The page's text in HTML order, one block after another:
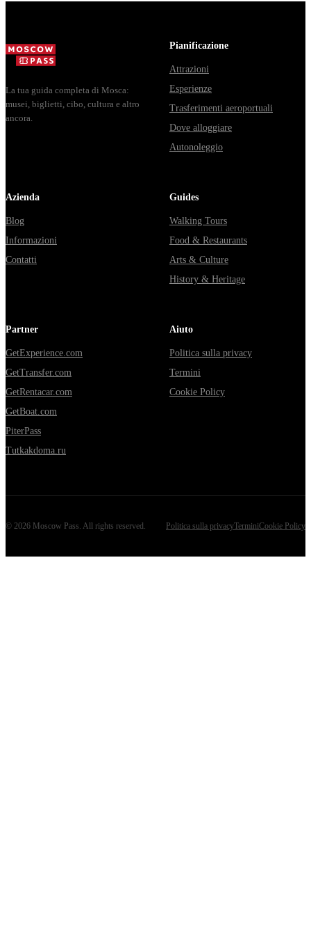
Владими...
La tua guida completa di Mosca:
musei, biglietti, cibo, cultura e altro
ancora.
Pianificazione
Attrazioni
Esperienze
Trasferimenti aeroportuali
Dove alloggiare
Autonoleggio
Azienda
Blog
Informazioni
Contatti
Guides
Walking Tours
Food & Restaurants
Arts & Culture
History & Heritage
Partner
GetExperience.com
GetTransfer.com
GetRentacar.com
GetBoat.com
PiterPass
Tutkakdoma.ru
Aiuto
Politica sulla privacy
Termini
Cookie Policy
© 2026 Moscow Pass . All rights reserved. Politica sulla privacyTerminiCookie Policy